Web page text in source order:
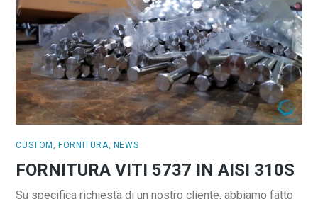
CUSTOM , FORNITURA, NEWS
FORNITURA VITI 5737 IN AISI 310S
Su specifica richiesta di un nostro cliente, abbiamo fatto